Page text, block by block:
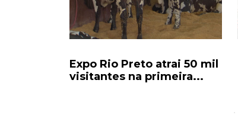
Expo Rio Preto atrai 50 mil
visitantes na primeira...